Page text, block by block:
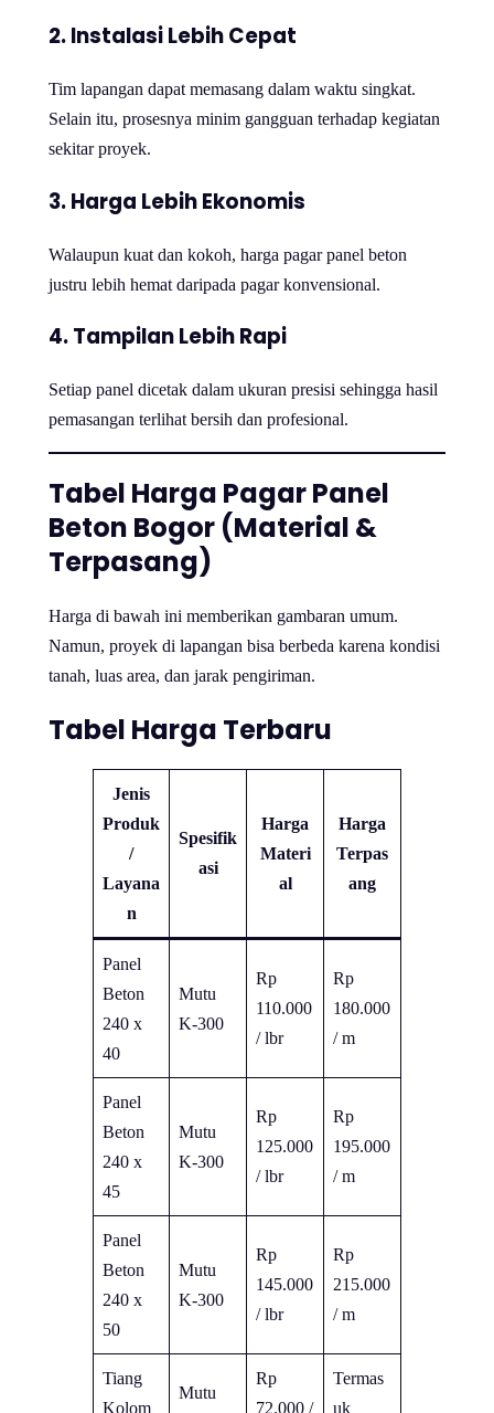
2. Instalasi Lebih Cepat
Tim lapangan dapat memasang dalam waktu singkat.
Selain itu, prosesnya minim gangguan terhadap kegiatan
sekitar proyek.
3. Harga Lebih Ekonomis
Walaupun kuat dan kokoh, harga pagar panel beton
justru lebih hemat daripada pagar konvensional.
4. Tampilan Lebih Rapi
Setiap panel dicetak dalam ukuran presisi sehingga hasil
pemasangan terlihat bersih dan profesional.
Tabel Harga Pagar Panel
Beton Bogor (Material &
Terpasang)
Harga di bawah ini memberikan gambaran umum.
Namun, proyek di lapangan bisa berbeda karena kondisi
tanah, luas area, dan jarak pengiriman.
Tabel Harga Terbaru
Jenis
Produk
/
Layana
n
Spesifik
asi
Harga
Materi
al
Harga
Terpas
ang
Panel
Beton
240 x
40
Mutu
K-300
Rp
110.000
/ lbr
Rp
180.000
/ m
Panel
Beton
240 x
45
Mutu
K-300
Rp
125.000
/ lbr
Rp
195.000
/ m
Panel
Beton
240 x
50
Mutu
K-300
Rp
145.000
/ lbr
Rp
215.000
/ m
Tiang
Kolom
Mutu
Rp
72.000 /
Termas
uk